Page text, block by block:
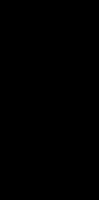
Введите
заказа. Если
его в
только углы немного